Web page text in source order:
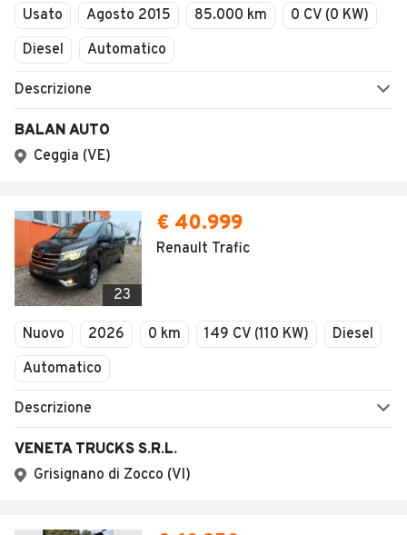
Usato Agosto 2015 85.000 km
0 CV (0 KW)
Diesel
Automatico
Descrizione
BALAN AUTO
Ceggia (VE)
23
€ 40.999
Renault Trafic
Nuovo 2026 0 km 149 CV (110 KW)
Diesel
Automatico
Descrizione
VENETA TRUCKS S.R.L.
Grisignano di Zocco (VI)